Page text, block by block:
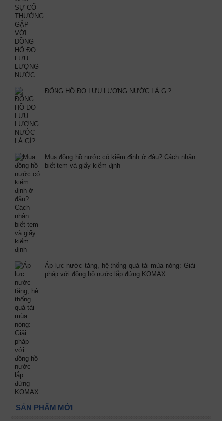
ĐỒNG HỒ ĐO LƯU LƯỢNG NƯỚC LÀ GÌ?
Mua đồng hồ nước có kiểm định ở đâu? Cách nhận
biết tem và giấy kiểm định
Áp lực nước tăng, hệ thống quá tải mùa nóng: Giải
pháp với đồng hồ nước lắp đứng KOMAX
SẢN PHẨM MỚI